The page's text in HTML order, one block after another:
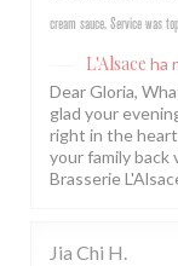
cream sauce. Service was
L'Alsace ha
Dear Gloria,
glad your
right in the
your family back
Brasserie
Jia Chi H